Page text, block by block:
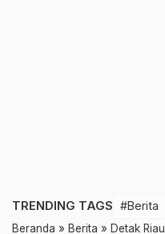
TRENDING TAGS #Berita
Beranda » Berita » Detak Riau